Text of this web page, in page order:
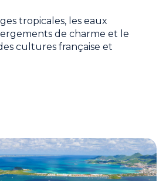
tropicales, les eaux
de charme et le
cultures française et